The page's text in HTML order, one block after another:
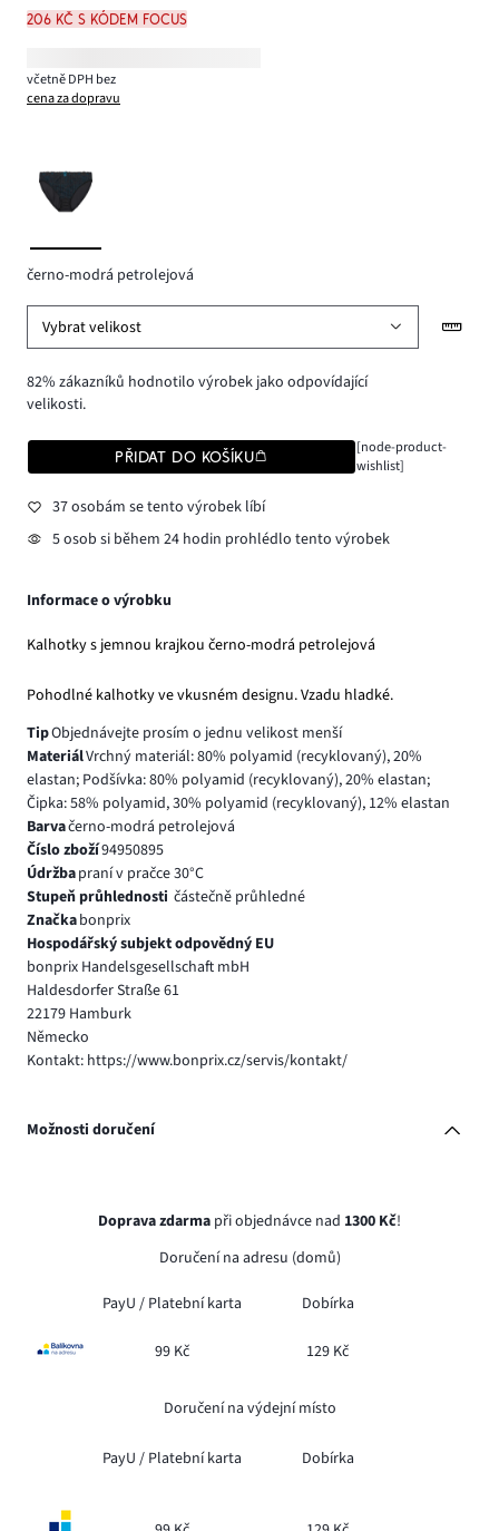
206 Kč s kódem FOCUS
včetně DPH bez
cena za dopravu
černo-modrá petrolejová
Vybrat velikost
82% zákazníků hodnotilo výrobek jako odpovídající
velikosti.
PŘIDAT DO KOŠÍKU
[node-product-
wishlist]
37 osobám se tento výrobek líbí
5 osob si během 24 hodin prohlédlo tento výrobek
Informace o výrobku
Kalhotky s jemnou krajkou černo-modrá petrolejová
Pohodlné kalhotky ve vkusném designu. Vzadu hladké.
TipObjednávejte prosím o jednu velikost menší
MateriálVrchný materiál: 80% polyamid (recyklovaný), 20%
elastan; Podšívka: 80% polyamid (recyklovaný), 20% elastan;
Čipka: 58% polyamid, 30% polyamid (recyklovaný), 12% elastan
Barvačerno-modrá petrolejová
Číslo zboží94950895
Údržbapraní v pračce 30°C
Stupeň průhlednosti částečně průhledné
Značkabonprix
Hospodářský subjekt odpovědný EU
bonprix Handelsgesellschaft mbH
Haldesdorfer Straße 61
22179 Hamburk
Německo
Kontakt: https://www.bonprix.cz/servis/kontakt/
Možnosti doručení
Doprava zdarma při objednávce nad 1300 Kč!
Doručení na adresu (domů)
PayU / Platební karta Dobírka
99 Kč 129 Kč
Doručení na výdejní místo
PayU / Platební karta Dobírka